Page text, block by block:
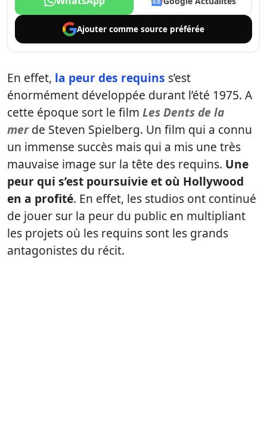
Ajouter comme source préférée
En effet, la peur des requins s’est
énormément développée durant l’été 1975. A
cette époque sort le film Les Dents de la
merde Steven Spielberg. Un film qui a connu
un immense succès mais qui a mis une très
mauvaise image sur la tête des requins. Une
peur qui s’est poursuivie et où Hollywood
en a profité. En effet, les studios ont continué
de jouer sur la peur du public en multipliant
les projets où les requins sont les grands
antagonistes du récit.